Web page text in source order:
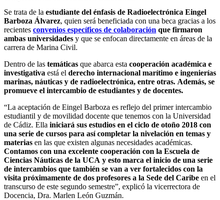
Se trata de la estudiante del énfasis de Radioelectrónica Eingel
Barboza Álvarez, quien será beneficiada con una beca gracias a los
recientes convenios específicos de colaboración que firmaron
ambas universidades y que se enfocan directamente en áreas de la
carrera de Marina Civil.
Dentro de las temáticas que abarca esta cooperación académica e
investigativa está el derecho internacional marítimo e ingenierías
marinas, náuticas y de radioelectrónica, entre otras. Además, se
promueve el intercambio de estudiantes y de docentes.
“La aceptación de Eingel Barboza es reflejo del primer intercambio
estudiantil y de movilidad docente que tenemos con la Universidad
de Cádiz. Ella iniciará sus estudios en el ciclo de otoño 2018 con
una serie de cursos para así completar la nivelación en temas y
materias en las que existen algunas necesidades académicas.
Contamos con una excelente cooperación con la Escuela de
Ciencias Náuticas de la UCA y esto marca el inicio de una serie
de intercambios que también se van a ver fortalecidos con la
visita próximamente de dos profesores a la Sede del Caribe en el
transcurso de este segundo semestre”, explicó la vicerrectora de
Docencia, Dra. Marlen León Guzmán.